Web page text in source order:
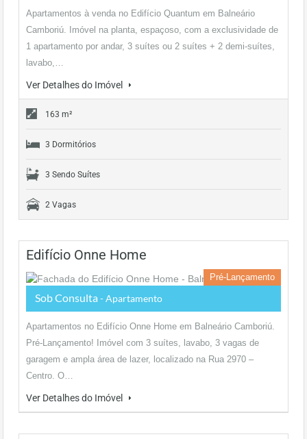
Apartamentos à venda no Edifício Quantum em Balneário
Camboriú. Imóvel na planta, espaçoso, com a exclusividade de
1 apartamento por andar, 3 suítes ou 2 suítes + 2 demi-suítes,
lavabo,…
Ver Detalhes do Imóvel
163 m²
3 Dormitórios
3 Sendo Suítes
2 Vagas
Edifício Onne Home
Pré-Lançamento
Sob Consulta - Apartamento
Apartamentos no Edifício Onne Home em Balneário Camboriú.
Pré-Lançamento! Imóvel com 3 suítes, lavabo, 3 vagas de
garagem e ampla área de lazer, localizado na Rua 2970 –
Centro. O…
Ver Detalhes do Imóvel